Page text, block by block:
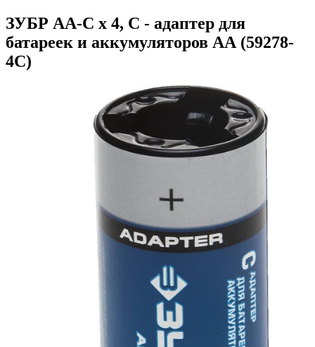
ЗУБР AA-C х 4, C - адаптер для
батареек и аккумуляторов АА (59278-
4C)